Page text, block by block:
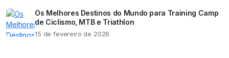
Os Melhores Destinos do Mundo para Training Camp
de Ciclismo, MTB e Triathlon
15 de fevereiro de 2026